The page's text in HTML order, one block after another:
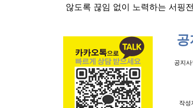
않도록 끊임 없이 노력하는 서핑
공지
작성